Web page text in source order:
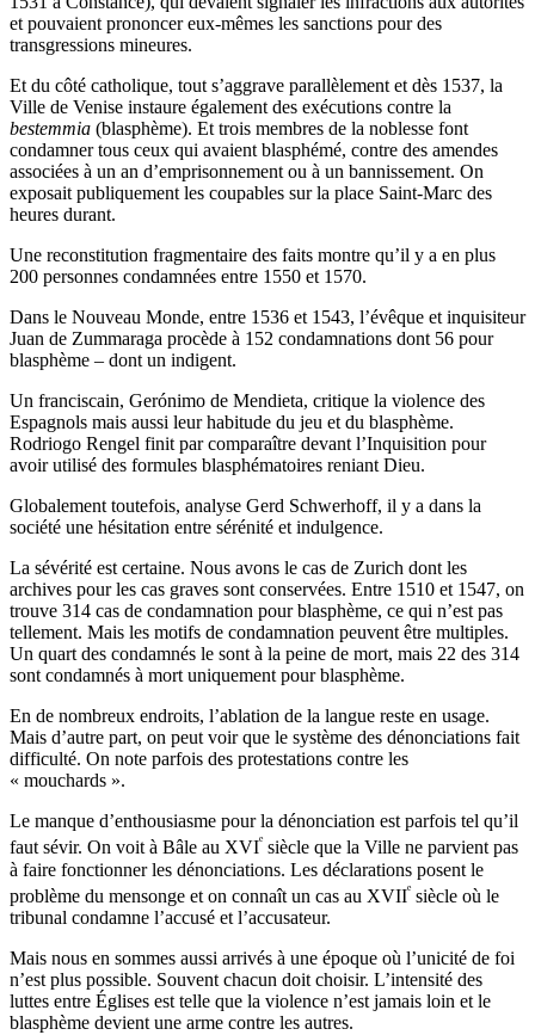
et pouvaient prononcer eux-mêmes les sanctions pour des
transgressions mineures.
Et du côté catholique, tout s’aggrave parallèlement et dès 1537, la
Ville de Venise instaure également des exécutions contre la
bestemmia (blasphème). Et trois membres de la noblesse font
condamner tous ceux qui avaient blasphémé, contre des amendes
associées à un an d’emprisonnement ou à un bannissement. On
exposait publiquement les coupables sur la place Saint-Marc des
heures durant.
Une reconstitution fragmentaire des faits montre qu’il y a en plus
200 personnes condamnées entre 1550 et 1570.
Dans le Nouveau Monde, entre 1536 et 1543, l’évêque et inquisiteur
Juan de Zummaraga procède à 152 condamnations dont 56 pour
blasphème – dont un indigent.
Un franciscain, Gerónimo de Mendieta, critique la violence des
Espagnols mais aussi leur habitude du jeu et du blasphème.
Rodriogo Rengel finit par comparaître devant l’Inquisition pour
avoir utilisé des formules blasphématoires reniant Dieu.
Globalement toutefois, analyse Gerd Schwerhoff, il y a dans la
société une hésitation entre sérénité et indulgence.
La sévérité est certaine. Nous avons le cas de Zurich dont les
archives pour les cas graves sont conservées. Entre 1510 et 1547, on
trouve 314 cas de condamnation pour blasphème, ce qui n’est pas
tellement. Mais les motifs de condamnation peuvent être multiples.
Un quart des condamnés le sont à la peine de mort, mais 22 des 314
sont condamnés à mort uniquement pour blasphème.
En de nombreux endroits, l’ablation de la langue reste en usage.
Mais d’autre part, on peut voir que le système des dénonciations fait
difficulté. On note parfois des protestations contre les
« mouchards ».
Le manque d’enthousiasme pour la dénonciation est parfois tel qu’il
faut sévir. On voit à Bâle au XVIᵉ siècle que la Ville ne parvient pas
à faire fonctionner les dénonciations. Les déclarations posent le
problème du mensonge et on connaît un cas au XVIIᵉ siècle où le
tribunal condamne l’accusé et l’accusateur.
Mais nous en sommes aussi arrivés à une époque où l’unicité de foi
n’est plus possible. Souvent chacun doit choisir. L’intensité des
luttes entre Églises est telle que la violence n’est jamais loin et le
blasphème devient une arme contre les autres.